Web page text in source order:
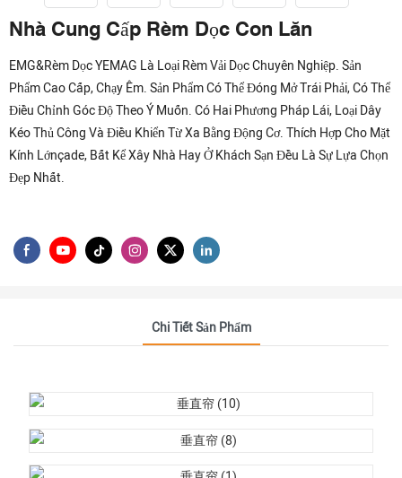
Nhà Cung Cấp Rèm Dọc Con Lăn
EMG&Rèm Dọc YEMAG Là Loại Rèm Vải Dọc Chuyên Nghiệp. Sản
Phẩm Cao Cấp, Chạy Êm. Sản Phẩm Có Thể Đóng Mở Trái Phải, Có Thể
Điều Chỉnh Góc Độ Theo Ý Muốn. Có Hai Phương Pháp Lái, Loại Dây
Kéo Thủ Công Và Điều Khiển Từ Xa Bằng Động Cơ. Thích Hợp Cho Mặt
Kính Lớnçade, Bất Kể Xây Nhà Hay Ở Khách Sạn Đều Là Sự Lựa Chọn
Đẹp Nhất.
Chi Tiết Sản Phẩm